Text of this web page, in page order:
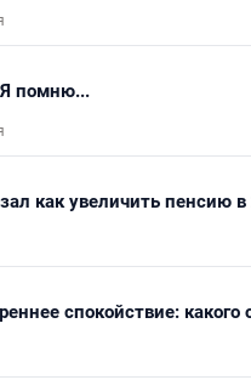
помню...
как увеличить пенсию
спокойствие: какого